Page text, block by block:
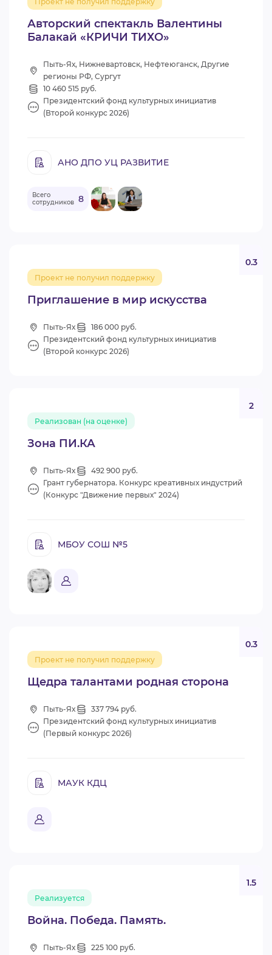
Авторский спектакль Валентины
Балакай «КРИЧИ ТИХО»
Пыть-Ях, Нижневартовск, Нефтеюганск, Другие
регионы РФ, Сургут
10 460 515 руб.
Президентский фонд культурных инициатив
(Второй конкурс 2026)
АНО ДПО УЦ РАЗВИТИЕ
Всего
сотрудников 8
Приглашение в мир искусства
Проект не получил поддержку
0.3
Пыть-Ях
186 000 руб.
Президентский фонд культурных инициатив
(Второй конкурс 2026)
Зона ПИ.КА
Реализован (на оценке)
2
Пыть-Ях
492 900 руб.
Грант губернатора. Конкурс креативных индустрий
(Конкурс "Движение первых" 2024)
МБОУ СОШ №5
Щедра талантами родная сторона
Проект не получил поддержку
0.3
Пыть-Ях
337 794 руб.
Президентский фонд культурных инициатив
(Первый конкурс 2026)
МАУК КДЦ
Война. Победа. Память.
Реализуется
1.5
Пыть-Ях 225 100 руб.